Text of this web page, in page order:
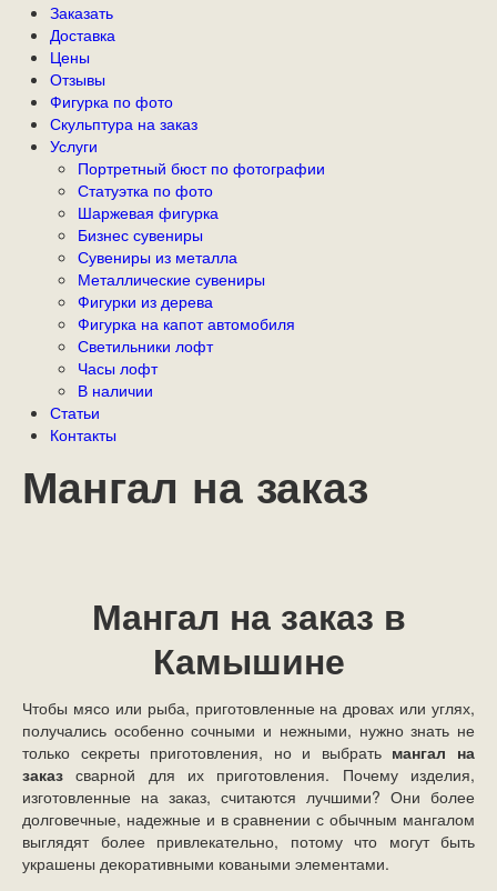
Заказать
Доставка
Цены
Отзывы
Фигурка по фото
Скульптура на заказ
Услуги
Портретный бюст по фотографии
Статуэтка по фото
Шаржевая фигурка
Бизнес сувениры
Сувениры из металла
Металлические сувениры
Фигурки из дерева
Фигурка на капот автомобиля
Светильники лофт
Часы лофт
В наличии
Статьи
Контакты
Мангал на заказ
Мангал на заказ в
Камышине
Чтобы мясо или рыба, приготовленные на дровах или углях,
получались особенно сочными и нежными, нужно знать не
только секреты приготовления, но и выбрать мангал на
заказ сварной для их приготовления. Почему изделия,
изготовленные на заказ, считаются лучшими? Они более
долговечные, надежные и в сравнении с обычным мангалом
выглядят более привлекательно, потому что могут быть
украшены декоративными коваными элементами.